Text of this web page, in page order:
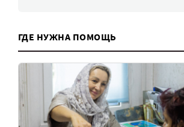
ГДЕ НУЖНА ПОМОЩЬ